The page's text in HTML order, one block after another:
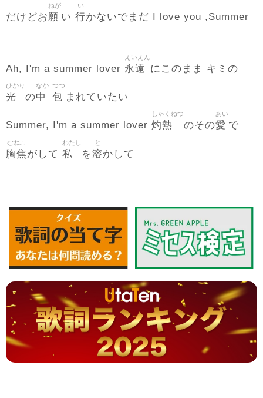
だけどお願
ねが
い 行
い
かないでまだ I love you ,Summer
Ah, I'm a summer lover 永遠
えいえん
にこのまま キミの
光
ひかり
の中
なか
包
つつ
まれていたい
Summer, I'm a summer lover 灼熱
しゃくねつ
のその愛
あい
で
胸焦
むねこ
がして 私
わたし
を溶
と
かして